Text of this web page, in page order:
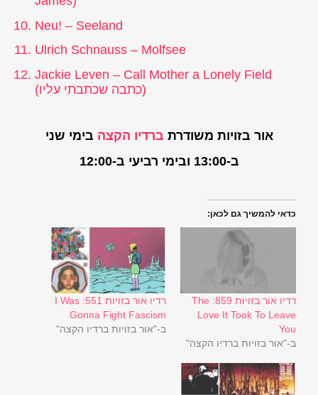
Neu! – Seeland
Ulrich Schnauss – Molfsee
Jackie Leven – Call Mother a Lonely Field
(כתבה שכתבתי עליו)
אור בזויות משודרת ברדיו הקצה בימי שני
ב-13:00 ובימי רביעי ב-12:00
כדאי להמשיך גם לכאן:
רדיו אור בזויות 859: The
Love It Took To Leave
You
ב-"אור בזויות ברדיו הקצה"
רדיו אור בזויות 551: I Was
Gonna Fight Fascism
ב-"אור בזויות ברדיו הקצה"